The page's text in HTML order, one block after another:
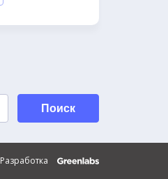
Поиск
Разработка